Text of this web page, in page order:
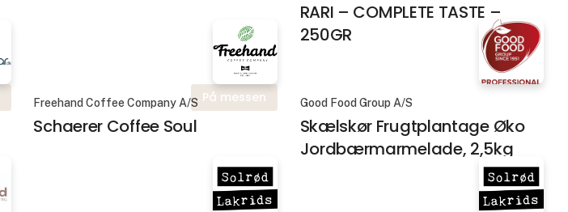
RARI – COMPLETE TASTE –
250GR
På messen
Freehand Coffee Company A/S
Schaerer Coffee Soul
Good Food Group A/S
Skælskør Frugtplantage Øko
Jordbærmarmelade, 2,5kg